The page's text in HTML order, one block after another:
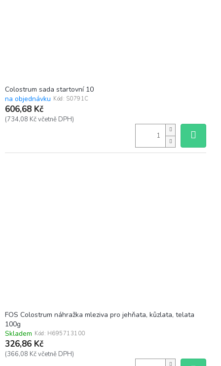
Colostrum sada startovní 10
na objednávku Kód: S0791C
606,68 Kč
(734,08 Kč včetně DPH)
FOS Colostrum náhražka mleziva pro jehňata, kůzlata, telata
100g
Skladem Kód: H695713100
326,86 Kč
(366,08 Kč včetně DPH)